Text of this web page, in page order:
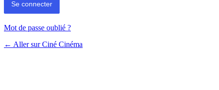
Mot de passe oublié ?
← Aller sur Ciné Cinéma